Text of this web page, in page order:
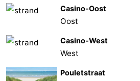
Casino-Oost
Oost
Casino-West
West
Pouletstraat